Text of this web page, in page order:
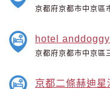
京都府京都市中京區
hotel
京都府京都市中京區
京都二條赫迪